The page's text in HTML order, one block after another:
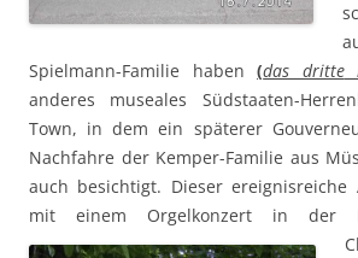
Spielmann-Familie haben(das dritte
anderes museales Südstaaten-
Town, in dem ein späterer
Nachfahre der Kemper-Familie aus
auch besichtigt. Dieser ereignisreiche
mit einem Orgelkonzert in der